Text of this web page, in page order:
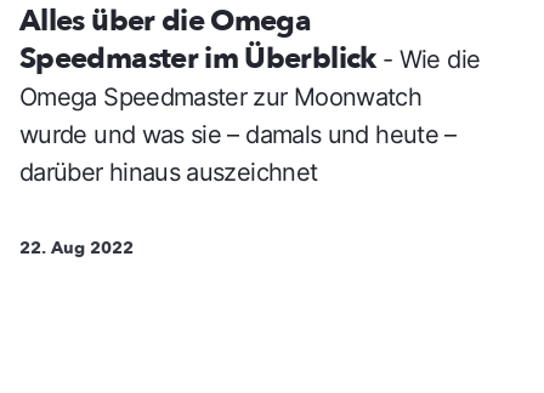
Alles über die Omega
Speedmaster im Überblick - Wie die
Omega Speedmaster zur Moonwatch
wurde und was sie – damals und heute –
darüber hinaus auszeichnet
22. Aug 2022